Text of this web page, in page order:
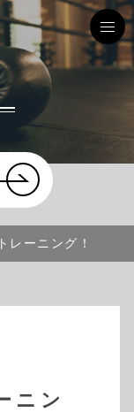
レーニング！
ニン